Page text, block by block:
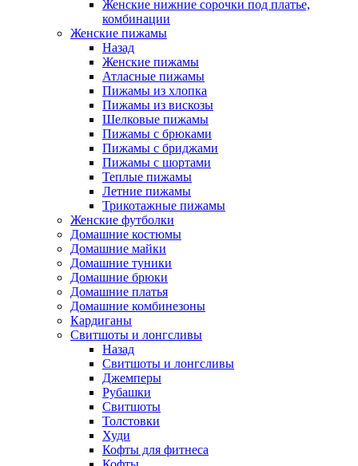
Женские нижние сорочки под платье,
комбинации
Женские пижамы
Назад
Женские пижамы
Атласные пижамы
Пижамы из хлопка
Пижамы из вискозы
Шелковые пижамы
Пижамы с брюками
Пижамы с бриджами
Пижамы с шортами
Теплые пижамы
Летние пижамы
Трикотажные пижамы
Женские футболки
Домашние костюмы
Домашние майки
Домашние туники
Домашние брюки
Домашние платья
Домашние комбинезоны
Кардиганы
Свитшоты и лонгсливы
Назад
Свитшоты и лонгсливы
Джемперы
Рубашки
Свитшоты
Толстовки
Худи
Кофты для фитнеса